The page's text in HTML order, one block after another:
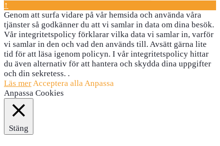
↑
Genom att surfa vidare på vår hemsida och använda våra
tjänster så godkänner du att vi samlar in data om dina besök.
Vår integritetspolicy förklarar vilka data vi samlar in, varför
vi samlar in den och vad den används till. Avsätt gärna lite
tid för att läsa igenom policyn. I vår integritetspolicy hittar
du även alternativ för att hantera och skydda dina uppgifter
och din sekretess. .
Läs merAcceptera allaAnpassa
Anpassa Cookies
Stäng